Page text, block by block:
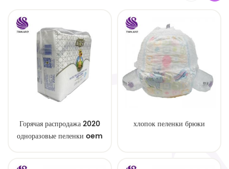
Горячая распродажа 2020
одноразовые пеленки oem
хлопок пеленки брюки